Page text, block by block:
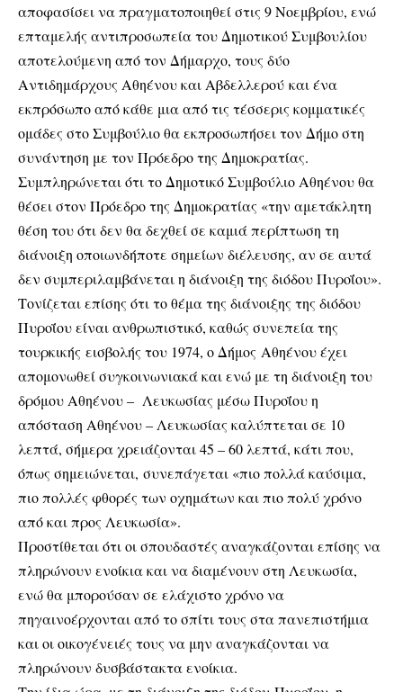
αποφασίσει να πραγματοποιηθεί στις 9 Νοεμβρίου, ενώ
επταμελής αντιπροσωπεία του Δημοτικού Συμβουλίου
αποτελούμενη από τον Δήμαρχο, τους δύο
Αντιδημάρχους Αθηένου και Αβδελλερού και ένα
εκπρόσωπο από κάθε μια από τις τέσσερις κομματικές
ομάδες στο Συμβούλιο θα εκπροσωπήσει τον Δήμο στη
συνάντηση με τον Πρόεδρο της Δημοκρατίας.
Συμπληρώνεται ότι το Δημοτικό Συμβούλιο Αθηένου θα
θέσει στον Πρόεδρο της Δημοκρατίας «την αμετάκλητη
θέση του ότι δεν θα δεχθεί σε καμιά περίπτωση τη
διάνοιξη οποιωνδήποτε σημείων διέλευσης, αν σε αυτά
δεν συμπεριλαμβάνεται η διάνοιξη της διόδου Πυροΐου».
Τονίζεται επίσης ότι το θέμα της διάνοιξης της διόδου
Πυροΐου είναι ανθρωπιστικό, καθώς συνεπεία της
τουρκικής εισβολής του 1974, ο Δήμος Αθηένου έχει
απομονωθεί συγκοινωνιακά και ενώ με τη διάνοιξη του
δρόμου Αθηένου – Λευκωσίας μέσω Πυροΐου η
απόσταση Αθηένου – Λευκωσίας καλύπτεται σε 10
λεπτά, σήμερα χρειάζονται 45 – 60 λεπτά, κάτι που,
όπως σημειώνεται, συνεπάγεται «πιο πολλά καύσιμα,
πιο πολλές φθορές των οχημάτων και πιο πολύ χρόνο
από και προς Λευκωσία».
Προστίθεται ότι οι σπουδαστές αναγκάζονται επίσης να
πληρώνουν ενοίκια και να διαμένουν στη Λευκωσία,
ενώ θα μπορούσαν σε ελάχιστο χρόνο να
πηγαινοέρχονται από το σπίτι τους στα πανεπιστήμια
και οι οικογένειές τους να μην αναγκάζονται να
πληρώνουν δυσβάστακτα ενοίκια.